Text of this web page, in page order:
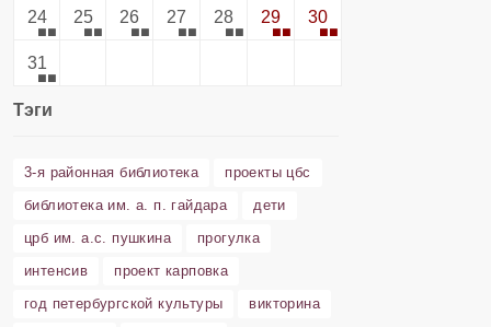
24 25 26 27 28 29 30
31
Тэги
3-я районная библиотека
проекты цбс
библиотека им. а. п. гайдара
дети
црб им. а.с. пушкина
прогулка
интенсив
проект карповка
год петербургской культуры
викторина